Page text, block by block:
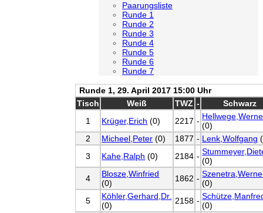
Paarungsliste
Runde 1
Runde 2
Runde 3
Runde 4
Runde 5
Runde 6
Runde 7
Runde 1, 29. April 2017 15:00 Uhr
Tisch
Weiß TWZ -
Schwarz
1
Krüger,Erich (0) 2217 - (0)
2
Micheel,Peter (0) 1877 - Lenk,Wolfgang
3
Kahe,Ralph (0) 2184 - (0)
4
Blosze,Winfried
(0)
1862 - (0)
5
Köhler,Gerhard,Dr.
(0)
2158 - (0)